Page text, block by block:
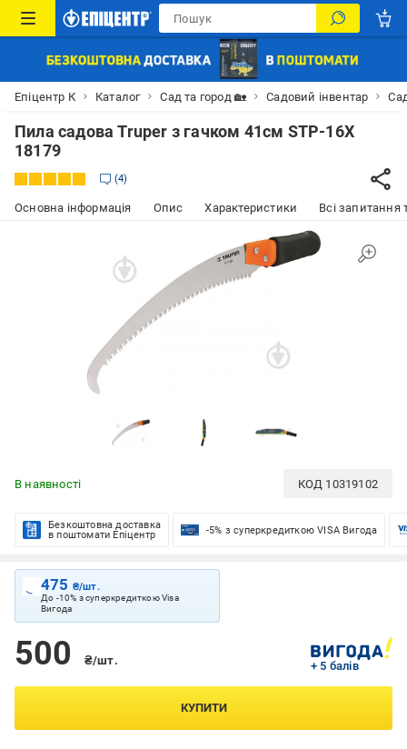
Епіцентр К Каталог Сад та город 🏡 Садовий інвентар
Пила садова Truper з гачком 41см STP-16X
18179
4
Основна інформація Опис Характеристики Всі запитання
В наявності КОД 10319102
Безкоштовна доставка
в поштомати Епіцентр
-5% з суперкредиткою VISA Вигода
475 ₴/шт.
До -10% з суперкредиткою Visa
Вигода
500 ₴/шт. + 5 балів
КУПИТИ